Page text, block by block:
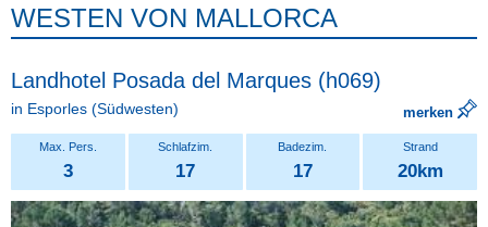
WESTEN VON MALLORCA
Landhotel Posada del Marques (h069)
in Esporles (Südwesten) merken
3 17 17 20km